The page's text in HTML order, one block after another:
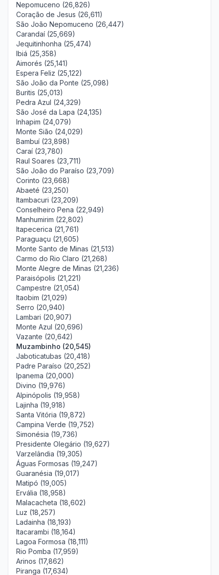
Nepomuceno (26,826)
Coração de Jesus (26,611)
São João Nepomuceno (26,447)
Carandaí (25,669)
Jequitinhonha (25,474)
Ibiá (25,358)
Aimorés (25,141)
Espera Feliz (25,122)
São João da Ponte (25,098)
Buritis (25,013)
Pedra Azul (24,329)
São José da Lapa (24,135)
Inhapim (24,079)
Monte Sião (24,029)
Bambuí (23,898)
Caraí (23,780)
Raul Soares (23,711)
São João do Paraíso (23,709)
Corinto (23,668)
Abaeté (23,250)
Itambacuri (23,209)
Conselheiro Pena (22,949)
Manhumirim (22,802)
Itapecerica (21,761)
Paraguaçu (21,605)
Monte Santo de Minas (21,513)
Carmo do Rio Claro (21,268)
Monte Alegre de Minas (21,236)
Paraisópolis (21,221)
Campestre (21,054)
Itaobim (21,029)
Serro (20,940)
Lambari (20,907)
Monte Azul (20,696)
Vazante (20,642)
Muzambinho (20,545)
Jaboticatubas (20,418)
Padre Paraíso (20,252)
Ipanema (20,000)
Divino (19,976)
Alpinópolis (19,958)
Lajinha (19,918)
Santa Vitória (19,872)
Campina Verde (19,752)
Simonésia (19,736)
Presidente Olegário (19,627)
Varzelândia (19,305)
Águas Formosas (19,247)
Guaranésia (19,017)
Matipó (19,005)
Ervália (18,958)
Malacacheta (18,602)
Luz (18,257)
Ladainha (18,193)
Itacarambi (18,164)
Lagoa Formosa (18,111)
Rio Pomba (17,959)
Arinos (17,862)
Piranga (17,634)